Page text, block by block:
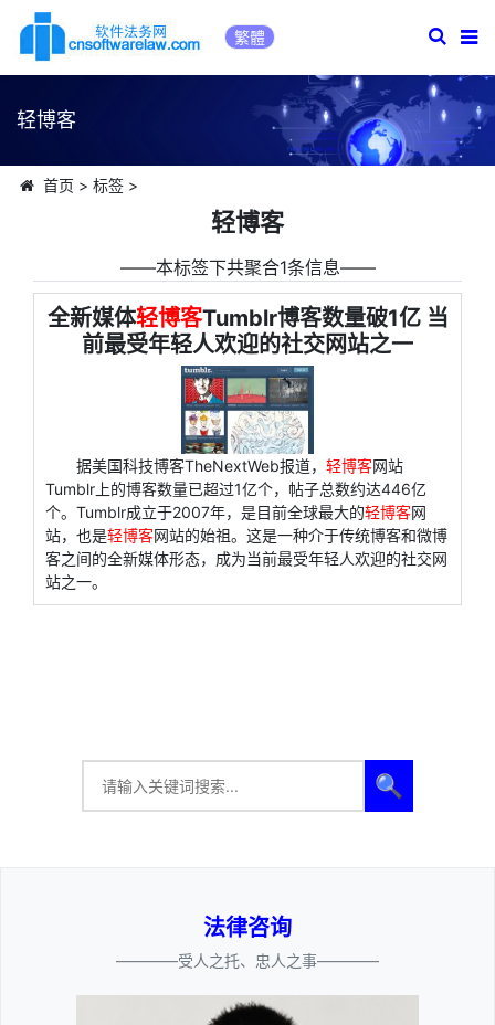
繁體
轻博客
首页 > 标签>
轻博客
――本标签下共聚合1条信息――
全新媒体轻博客Tumblr博客数量破1亿 当
前最受年轻人欢迎的社交网站之一
据美国科技博客TheNextWeb报道， 轻博客网站
Tumblr上的博客数量已超过1亿个，帖子总数约达446亿
个。Tumblr成立于2007年，是目前全球最大的轻博客网
站，也是轻博客网站的始祖。这是一种介于传统博客和微博
客之间的全新媒体形态，成为当前最受年轻人欢迎的社交网
站之一。
🔍
法律咨询
————受人之托、忠人之事————